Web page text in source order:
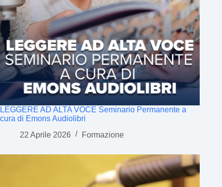
LEGGERE AD ALTA VOCE Seminario Permanente a
cura di Emons Audiolibri
22 Aprile 2026
Formazione